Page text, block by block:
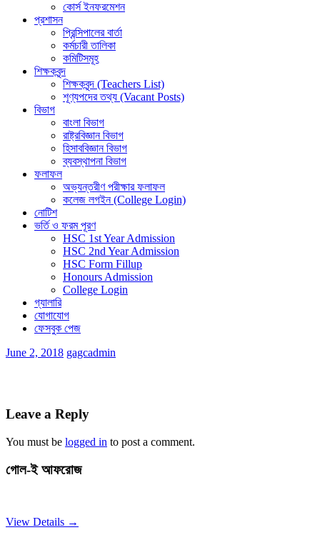
কোর্স ইনফরমেশন
প্রশাসন
প্রিন্সিপালের বার্তা
কর্মচারী তালিকা
কমিটিসমূহ
শিক্ষকবৃন্দ
শিক্ষকবৃন্দ (Teachers List)
শূণ্যপদের তথ্য (Vacant Posts)
বিভাগ
বাংলা বিভাগ
রাষ্ট্রবিজ্ঞান বিভাগ
হিসাববিজ্ঞান বিভাগ
ব্যবস্থাপনা বিভাগ
ফলাফল
অভ্যন্তরীণ পরীক্ষার ফলাফল
কলেজ লগইন (College Login)
নোটিশ
ভর্তি ও ফরম পূরণ
HSC 1st Year Admission
HSC 2nd Year Admission
HSC Form Fillup
Honours Admission
College Login
গ্যালারি
যোগাযোগ
ফেসবুক পেজ
June 2, 2018 gagcadmin
Leave a Reply
You must be logged in to post a comment.
গোল-ই আফরোজ
View Details →